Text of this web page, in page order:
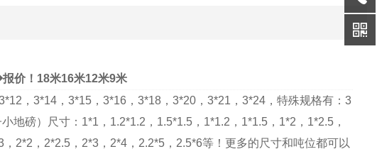
价！18米16米12米9米
， 3*14， 3*15， 3*16 ， 3*18， 3*20， 3*21 ， 3*24，特殊规格有： 3
地磅）尺寸： 1*1 ， 1.2*1.2 ， 1.5*1.5 ， 1*1.2 ， 1*1.5 ， 1*2 ， 1*2.5 ，
， 2*2 ， 2*2.5 ， 2*3 ， 2*4 ， 2.2*5 ， 2.5*6等！更多的尺寸和吨位都可以